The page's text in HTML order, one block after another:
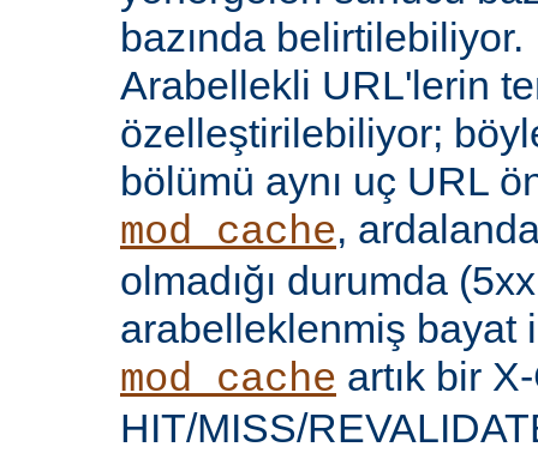
bazında belirtilebiliyor.
Arabellekli URL'lerin
özelleştirilebiliyor;
bölümü aynı uç URL
mod_cache,
olmadığı durumda
arabelleklenmiş bayat
mod_cache artık bir
HIT/MISS/